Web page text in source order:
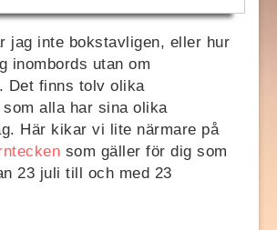
jag inte bokstavligen, eller hur
inombords utan om
Det finns tolv olika
alla har sina olika
Här kikar vi lite närmare på
som gäller för dig som
23 juli till och med 23